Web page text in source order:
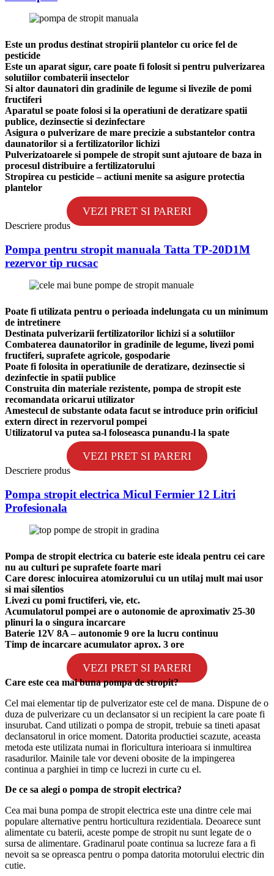
Este un produs destinat stropirii plantelor cu orice fel de
pesticide
Este un aparat sigur, care poate fi folosit si pentru pulverizarea
solutiilor combaterii insectelor
Si altor daunatori din gradinile de legume si livezile de pomi
fructiferi
Aparatul se poate folosi si la operatiuni de deratizare spatii
publice, dezinsectie si dezinfectare
Asigura o pulverizare de mare precizie a substantelor contra
daunatorilor si a fertilizatorilor lichizi
Pulverizatoarele si pompele de stropit sunt ajutoare de baza in
procesul distribuire a fertilizatorului
Stropirea cu pesticide – actiuni menite sa asigure protectia
plantelor
VEZI PRET SI PARERI
Descriere produs
Pompa pentru stropit manuala Tatta TP-20D1M
rezervor tip rucsac
Poate fi utilizata pentru o perioada indelungata cu un minimum
de intretinere
Destinata pulverizarii fertilizatorilor lichizi si a solutiilor
Combaterea daunatorilor in gradinile de legume, livezi pomi
fructiferi, suprafete agricole, gospodarie
Poate fi folosita in operatiunile de deratizare, dezinsectie si
dezinfectie in spatii publice
Construita din materiale rezistente, pompa de stropit este
recomandata oricarui utilizator
Amestecul de substante odata facut se introduce prin orificiul
extern direct in rezervorul pompei
Utilizatorul va putea sa-l foloseasca punandu-l la spate
VEZI PRET SI PARERI
Descriere produs
Pompa stropit electrica Micul Fermier 12 Litri
Profesionala
Pompa de stropit electrica cu baterie este ideala pentru cei care
nu au culturi pe suprafete foarte mari
Care doresc inlocuirea atomizorului cu un utilaj mult mai usor
si mai silentios
Livezi cu pomi fructiferi, vie, etc.
Acumulatorul pompei are o autonomie de aproximativ 25-30
plinuri la o singura incarcare
Baterie 12V 8A – autonomie 9 ore la lucru continuu
Timp de incarcare acumulator aprox. 3 ore
VEZI PRET SI PARERI
Care este cea mai buna pompa de stropit?
Cel mai elementar tip de pulverizator este cel de mana. Dispune de o
duza de pulverizare cu un declansator si un recipient la care poate fi
insurubat. Cand utilizati o pompa de stropit, trebuie sa tineti apasat
declansatorul in orice moment. Datorita productiei scazute, aceasta
metoda este utilizata numai in floricultura interioara si inmultirea
rasadurilor. Mainile tale vor deveni obosite de la impingerea
continua a parghiei in timp ce lucrezi in curte cu el.
De ce sa alegi o pompa de stropit electrica?
Cea mai buna pompa de stropit electrica este una dintre cele mai
populare alternative pentru horticultura rezidentiala. Deoarece sunt
alimentate cu baterii, aceste pompe de stropit nu sunt legate de o
sursa de alimentare. Gradinarul poate continua sa lucreze fara a fi
nevoit sa se opreasca pentru o pompa datorita motorului electric din
cutie.